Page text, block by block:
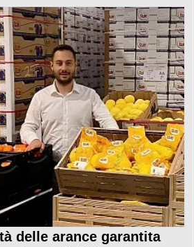
delle arance garantita